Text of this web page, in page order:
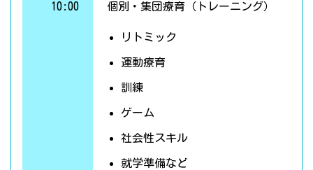
10:00 個別・集団療育（トレーニング）
リトミック
運動療育
訓練
ゲーム
社会性スキル
就学準備など